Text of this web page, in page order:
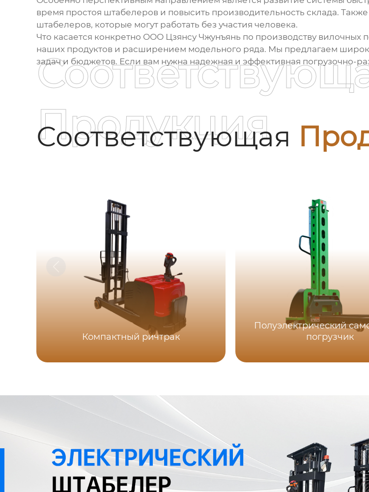
время простоя штабелеров и повысить производительность склада.
штабелеров, которые могут работать без участия человека.
Что касается конкретно ООО Цзянсу Чжунъянь по производству
наших продуктов и расширением модельного ряда. Мы предлагаем
задач и бюджетов. Если вам нужна надежная и эффективная погрузочно-
Соответствующая
Продукция
Компактный ричтрак
Полуэлектрический
погрузчик